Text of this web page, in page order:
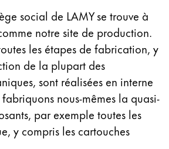
de rechange
d'encre
social de LAMY se trouve à
notre site de production.
les étapes de fabrication, y
de la plupart des
sont réalisées en interne
nous-mêmes la quasi-
par exemple toutes les
y compris les cartouches